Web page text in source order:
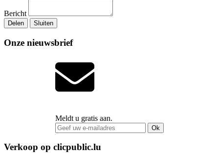
Bericht
Delen Sluiten
Onze nieuwsbrief
Meldt u gratis aan.
Ok
Verkoop op clicpublic.lu